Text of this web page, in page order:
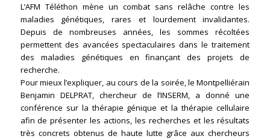
L’AFM Téléthon mène un combat sans relâche contre les
maladies génétiques, rares et lourdement invalidantes.
Depuis de nombreuses années, les sommes récoltées
permettent des avancées spectaculaires dans le traitement
des maladies génétiques en finançant des projets de
recherche.
Pour mieux l’expliquer, au cours de la soirée, le Montpelliérain
Benjamin DELPRAT, chercheur de l’INSERM, a donné une
conférence sur la thérapie génique et la thérapie cellulaire
afin de présenter les actions, les recherches et les résultats
très concrets obtenus de haute lutte grâce aux chercheurs